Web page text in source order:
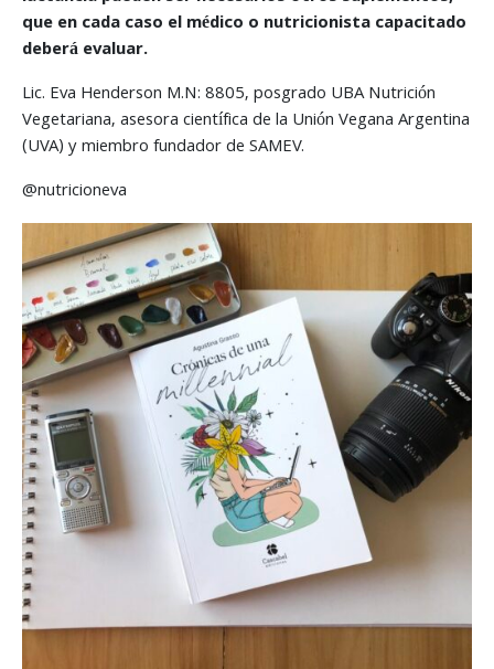
que en cada caso el médico o nutricionista capacitado
deberá evaluar.
Lic. Eva Henderson M.N: 8805, posgrado UBA Nutrición
Vegetariana, asesora científica de la Unión Vegana Argentina
(UVA) y miembro fundador de SAMEV.
@nutricioneva